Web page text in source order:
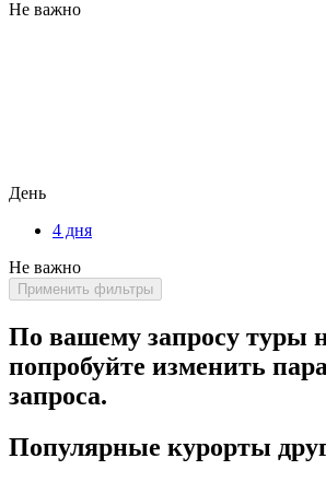
Не важно
День
4 дня
Не важно
Применить фильтры
По вашему запросу туры
попробуйте изменить
запроса.
Популярные курорты